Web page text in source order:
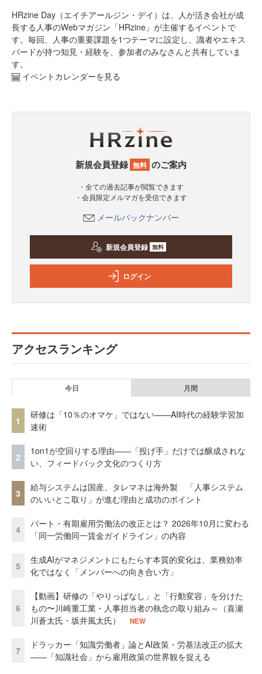
HRzine Day（エイチアールジン・デイ）は、人が活き会社が成
長する人事のWebマガジン「HRzine」が主催するイベントで
す。毎回、人事の重要課題を1つテーマに設定し、識者やエキス
パードが持つ知見・経験を、参加者のみなさんと共有していま
す。
イベントカレンダーを見る
新規会員登録 無料 のご案内
・全ての過去記事が閲覧できます
・会員限定メルマガを受信できます
メールバックナンバー
新規会員登録 無料
ログイン
アクセスランキング
今日 月間
1
研修は「10％のオマケ」ではない——AI時代の経験学習加
速術
2
1on1が空回りする理由——「投げ手」だけでは醸成されな
い、フィードバック文化のつくり方
3
給与システムは国産、タレマネは海外製 「人事システム
のいいとこ取り」が進む理由と成功のポイント
4
パート・有期雇用労働法の改正とは？ 2026年10月に変わる
「同一労働同一賃金ガイドライン」の内容
5
生成AIがマネジメントにもたらす本質的変化は、業務効率
化ではなく「メンバーへの向き合い方」
6
【動画】研修の「やりっぱなし」と「行動変容」を分けた
もの〜川崎重工業・人事担当者の執念の取り組み～（喜瀬
川蒼太氏・坂井風太氏）
NEW
7
ドラッカー「知識労働者」論とAI政策・労基法改正の拡大
——「知識社会」から雇用政策の世界観を捉える